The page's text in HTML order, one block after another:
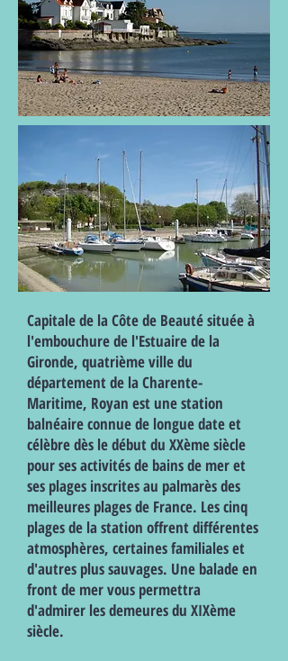
Capitale de la Côte de Beauté située à
l'embouchure de l'Estuaire de la
Gironde, quatrième ville du
département de la Charente-
Maritime, Royan est une station
balnéaire connue de longue date et
célèbre dès le début du XXème siècle
pour ses activités de bains de mer et
ses plages inscrites au palmarès des
meilleures plages de France. Les cinq
plages de la station offrent différentes
atmosphères, certaines familiales et
d'autres plus sauvages. Une balade en
front de mer vous permettra
d'admirer les demeures du XIXème
siècle.